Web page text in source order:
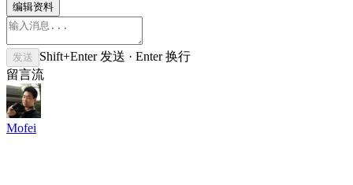
编辑资料
发送
Shift+Enter 发送 · Enter 换行
留言流
Mofei